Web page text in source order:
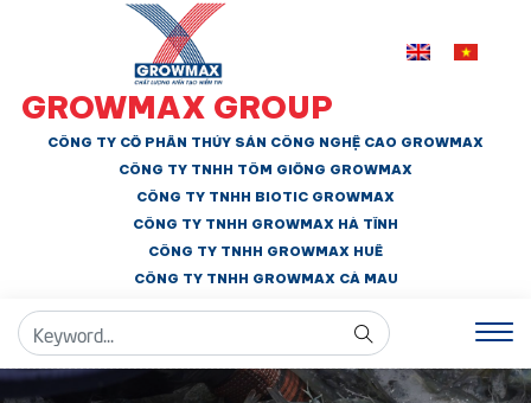
GROWMAX GROUP
CÔNG TY CỔ PHẦN THỦY SẢN CÔNG NGHỆ CAO GROWMAX
CÔNG TY TNHH TÔM GIỐNG GROWMAX
CÔNG TY TNHH BIOTIC GROWMAX
CÔNG TY TNHH GROWMAX HÀ TĨNH
CÔNG TY TNHH GROWMAX HUẾ
CÔNG TY TNHH GROWMAX CÀ MAU